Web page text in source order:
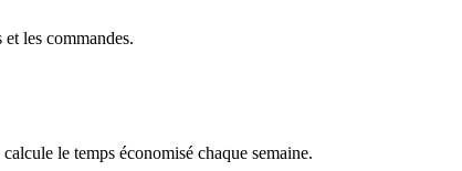
les commandes.
le temps économisé chaque semaine.